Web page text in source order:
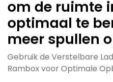
om de ruimte
optimaal te
meer spullen
Gebruik de Verstelbare
Rambox voor Optimale